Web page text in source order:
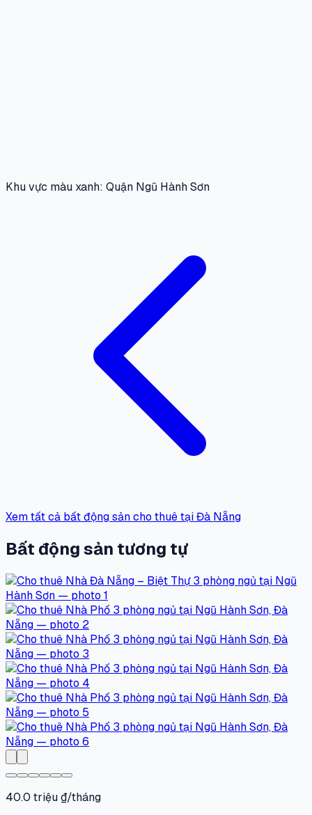
Khu vực màu xanh: Quận Ngũ Hành Sơn
Xem tất cả bất động sản cho thuê tại Đà Nẵng
Bất động sản tương tự
40.0 triệu ₫/tháng